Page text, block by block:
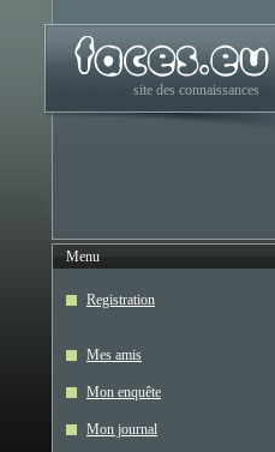
site des connaissances
Menu
Registration
Mes amis
Mon enquête
Mon journal